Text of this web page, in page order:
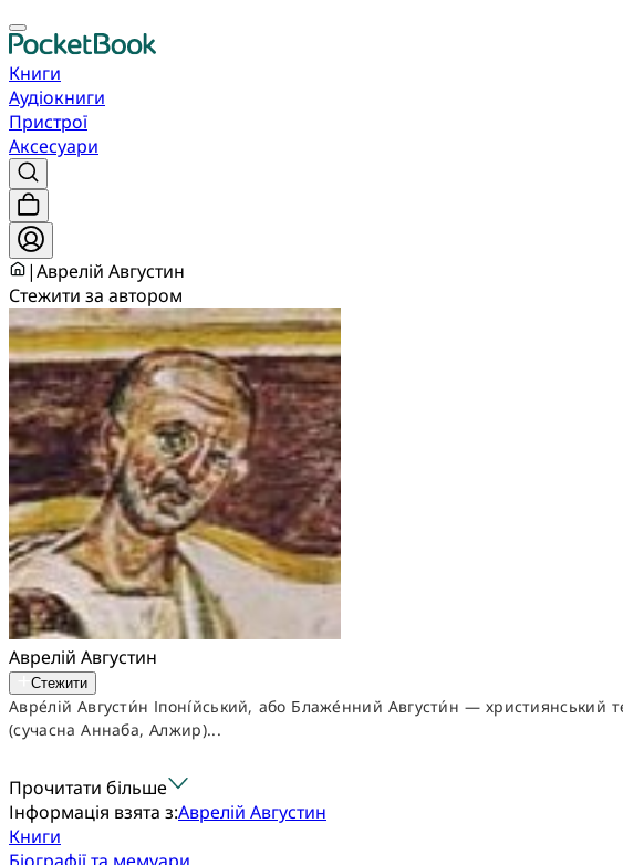
Книги
Аудіокниги
Пристрої
Аксесуари
|Аврелій Августин
Стежити за автором
Аврелій Августин
Стежити
Авре́лій Августи́н Іпоні́йський, або Блаже́нний Августи́н — християнський
(сучасна Аннаба, Алжир)...
Прочитати більше
Інформація взята з:Аврелій Августин
Книги